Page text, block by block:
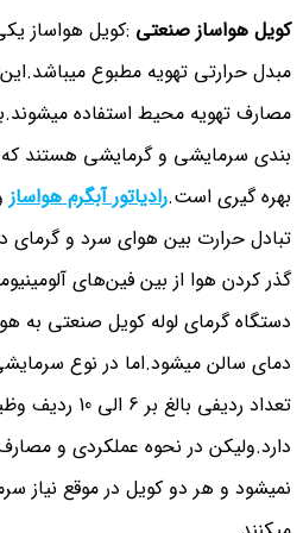
کویل هواساز صنعتی :کویل هواساز
مبدل حرارتی تهویه مطبوع
مصارف تهویه محیط استفاده
بندی سرمایشی و گرمایشی هستند
بهره گیری است.رادیاتور آبگرم هواساز
تبادل حرارت بین هوای سرد و گرمای
گذر کردن هوا از بین فین‌های
دستگاه گرمای لوله کویل صنعتی به
دمای سالن میشود.اما در نوع
تعداد ردیفی
دارد.ولیکن در نحوه عملکردی و
نمیشود و هر دو کویل در موقع نیاز